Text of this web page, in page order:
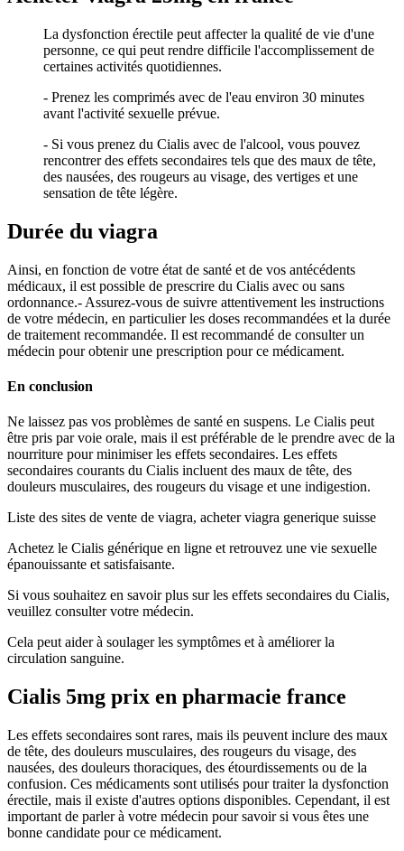
La dysfonction érectile peut affecter la qualité de vie d'une
personne, ce qui peut rendre difficile l'accomplissement de
certaines activités quotidiennes.
- Prenez les comprimés avec de l'eau environ 30 minutes
avant l'activité sexuelle prévue.
- Si vous prenez du Cialis avec de l'alcool, vous pouvez
rencontrer des effets secondaires tels que des maux de tête,
des nausées, des rougeurs au visage, des vertiges et une
sensation de tête légère.
Durée du viagra
Ainsi, en fonction de votre état de santé et de vos antécédents
médicaux, il est possible de prescrire du Cialis avec ou sans
ordonnance.- Assurez-vous de suivre attentivement les instructions
de votre médecin, en particulier les doses recommandées et la durée
de traitement recommandée. Il est recommandé de consulter un
médecin pour obtenir une prescription pour ce médicament.
En conclusion
Ne laissez pas vos problèmes de santé en suspens. Le Cialis peut
être pris par voie orale, mais il est préférable de le prendre avec de la
nourriture pour minimiser les effets secondaires. Les effets
secondaires courants du Cialis incluent des maux de tête, des
douleurs musculaires, des rougeurs du visage et une indigestion.
Liste des sites de vente de viagra, acheter viagra generique suisse
Achetez le Cialis générique en ligne et retrouvez une vie sexuelle
épanouissante et satisfaisante.
Si vous souhaitez en savoir plus sur les effets secondaires du Cialis,
veuillez consulter votre médecin.
Cela peut aider à soulager les symptômes et à améliorer la
circulation sanguine.
Cialis 5mg prix en pharmacie france
Les effets secondaires sont rares, mais ils peuvent inclure des maux
de tête, des douleurs musculaires, des rougeurs du visage, des
nausées, des douleurs thoraciques, des étourdissements ou de la
confusion. Ces médicaments sont utilisés pour traiter la dysfonction
érectile, mais il existe d'autres options disponibles. Cependant, il est
important de parler à votre médecin pour savoir si vous êtes une
bonne candidate pour ce médicament.